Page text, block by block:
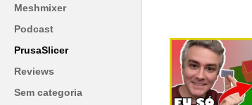
Meshmixer
Podcast
PrusaSlicer
Reviews
Sem categoria